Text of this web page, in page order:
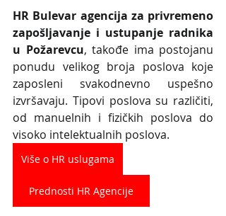
HR Bulevar agencija za privremeno
zapošljavanje i ustupanje radnika
u Požarevcu, takođe ima postojanu
ponudu velikog broja poslova koje
zaposleni svakodnevno uspešno
izvršavaju. Tipovi poslova su različiti,
od manuelnih i fizičkih poslova do
visoko intelektualnih poslova.
Više o HR uslugama
Prednosti HR Agencije